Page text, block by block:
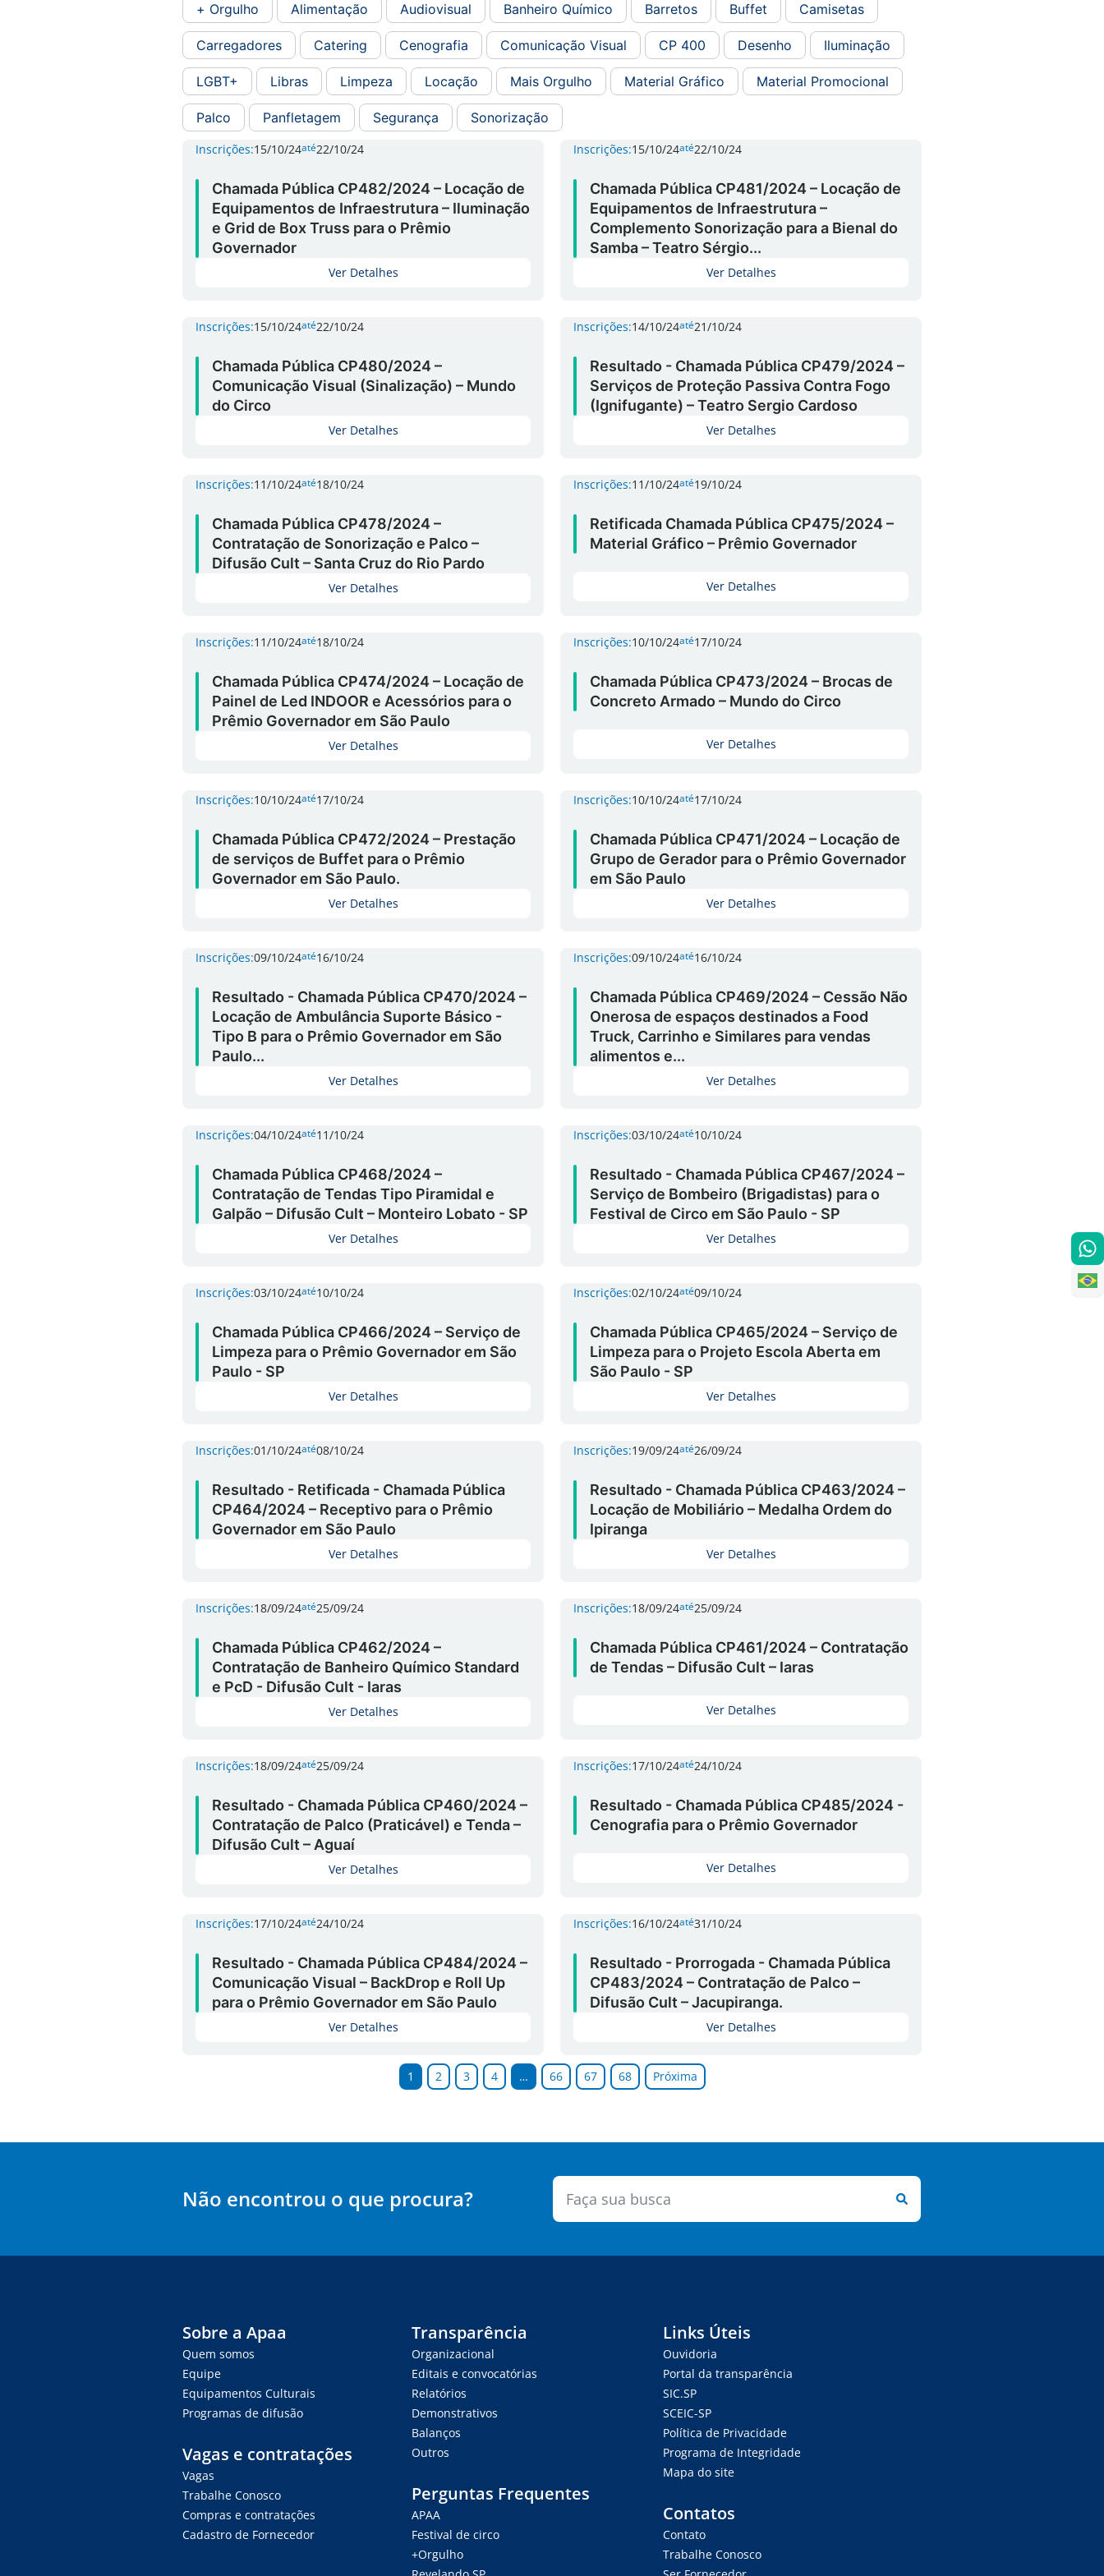
+ Orgulho Alimentação Audiovisual Banheiro Químico Barretos Buffet Camisetas
Carregadores Catering Cenografia Comunicação Visual CP 400 Desenho Iluminação
LGBT+ Libras Limpeza Locação Mais Orgulho Material Gráfico Material Promocional
Palco Panfletagem Segurança Sonorização
Inscrições:15/10/24até22/10/24
Chamada Pública CP482/2024 – Locação de
Equipamentos de Infraestrutura – Iluminação
e Grid de Box Truss para o Prêmio
Governador
Ver Detalhes
Inscrições:15/10/24até22/10/24
Chamada Pública CP481/2024 – Locação de
Equipamentos de Infraestrutura –
Complemento Sonorização para a Bienal do
Samba – Teatro Sérgio...
Ver Detalhes
Inscrições:15/10/24até22/10/24
Chamada Pública CP480/2024 –
Comunicação Visual (Sinalização) – Mundo
do Circo
Ver Detalhes
Inscrições:14/10/24até21/10/24
Resultado - Chamada Pública CP479/2024 –
Serviços de Proteção Passiva Contra Fogo
(Ignifugante) – Teatro Sergio Cardoso
Ver Detalhes
Inscrições:11/10/24até18/10/24
Chamada Pública CP478/2024 –
Contratação de Sonorização e Palco –
Difusão Cult – Santa Cruz do Rio Pardo
Ver Detalhes
Inscrições:11/10/24até19/10/24
Retificada Chamada Pública CP475/2024 –
Material Gráfico – Prêmio Governador
Ver Detalhes
Inscrições:11/10/24até18/10/24
Chamada Pública CP474/2024 – Locação de
Painel de Led INDOOR e Acessórios para o
Prêmio Governador em São Paulo
Ver Detalhes
Inscrições:10/10/24até17/10/24
Chamada Pública CP473/2024 – Brocas de
Concreto Armado – Mundo do Circo
Ver Detalhes
Inscrições:10/10/24até17/10/24
Chamada Pública CP472/2024 – Prestação
de serviços de Buffet para o Prêmio
Governador em São Paulo.
Ver Detalhes
Inscrições:10/10/24até17/10/24
Chamada Pública CP471/2024 – Locação de
Grupo de Gerador para o Prêmio Governador
em São Paulo
Ver Detalhes
Inscrições:09/10/24até16/10/24
Resultado - Chamada Pública CP470/2024 –
Locação de Ambulância Suporte Básico -
Tipo B para o Prêmio Governador em São
Paulo...
Ver Detalhes
Inscrições:09/10/24até16/10/24
Chamada Pública CP469/2024 – Cessão Não
Onerosa de espaços destinados a Food
Truck, Carrinho e Similares para vendas
alimentos e...
Ver Detalhes
Inscrições:04/10/24até11/10/24
Chamada Pública CP468/2024 –
Contratação de Tendas Tipo Piramidal e
Galpão – Difusão Cult – Monteiro Lobato - SP
Ver Detalhes
Inscrições:03/10/24até10/10/24
Resultado - Chamada Pública CP467/2024 –
Serviço de Bombeiro (Brigadistas) para o
Festival de Circo em São Paulo - SP
Ver Detalhes
Inscrições:03/10/24até10/10/24
Chamada Pública CP466/2024 – Serviço de
Limpeza para o Prêmio Governador em São
Paulo - SP
Ver Detalhes
Inscrições:02/10/24até09/10/24
Chamada Pública CP465/2024 – Serviço de
Limpeza para o Projeto Escola Aberta em
São Paulo - SP
Ver Detalhes
Inscrições:01/10/24até08/10/24
Resultado - Retificada - Chamada Pública
CP464/2024 – Receptivo para o Prêmio
Governador em São Paulo
Ver Detalhes
Inscrições:19/09/24até26/09/24
Resultado - Chamada Pública CP463/2024 –
Locação de Mobiliário – Medalha Ordem do
Ipiranga
Ver Detalhes
Inscrições:18/09/24até25/09/24
Chamada Pública CP462/2024 –
Contratação de Banheiro Químico Standard
e PcD - Difusão Cult - Iaras
Ver Detalhes
Inscrições:18/09/24até25/09/24
Chamada Pública CP461/2024 – Contratação
de Tendas – Difusão Cult – Iaras
Ver Detalhes
Inscrições:18/09/24até25/09/24
Resultado - Chamada Pública CP460/2024 –
Contratação de Palco (Praticável) e Tenda –
Difusão Cult – Aguaí
Ver Detalhes
Inscrições:17/10/24até24/10/24
Resultado - Chamada Pública CP485/2024 -
Cenografia para o Prêmio Governador
Ver Detalhes
Inscrições:17/10/24até24/10/24
Resultado - Chamada Pública CP484/2024 –
Comunicação Visual – BackDrop e Roll Up
para o Prêmio Governador em São Paulo
Ver Detalhes
Inscrições:16/10/24até31/10/24
Resultado - Prorrogada - Chamada Pública
CP483/2024 – Contratação de Palco –
Difusão Cult – Jacupiranga.
Ver Detalhes
1 2 3 4 … 66 67 68 Próxima
Não encontrou o que procura?
Sobre a Apaa
Quem somos
Equipe
Equipamentos Culturais
Programas de difusão
Vagas e contratações
Vagas
Trabalhe Conosco
Compras e contratações
Cadastro de Fornecedor
Transparência
Organizacional
Editais e convocatórias
Relatórios
Demonstrativos
Balanços
Outros
Perguntas Frequentes
APAA
Festival de circo
+Orgulho
Links Úteis
Ouvidoria
Portal da transparência
SIC.SP
SCEIC-SP
Política de Privacidade
Programa de Integridade
Mapa do site
Contatos
Contato
Trabalhe Conosco